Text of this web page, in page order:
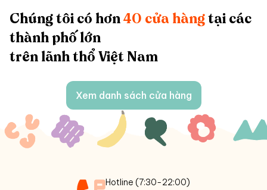
Chúng tôi có hơn 40 cửa hàng tại các
thành phố lớn
trên lãnh thổ Việt Nam
Xem danh sách cửa hàng
Hotline (7:30-22:00)